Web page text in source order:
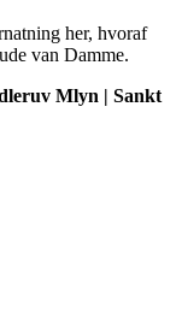
her, hvoraf
van Damme.
Mlyn | Sankt